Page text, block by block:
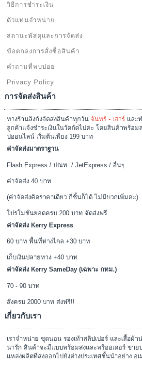
วิธีการชำระเงิน
ตัวแทนจำหน่าย
สถานะพัสดุและการจัดส่ง
ข้อตกลงการสั่งซื้อสินค้า
คำถามที่พบบ่อย
Privacy Policy
การจัดส่งสินค้า
ทางร้านลิงกังจัดส่งสินค้าทุกวัน จันทร์ - เสาร์ และ
ลูกค้าแจ้งชำระเงินในวัดถัดไปค่ะ โดยสินค้าพร้อม
ปออนไลน์ เริ่มต้นเพียง 199 บาท
ค่าจัดส่งมาตราฐาน
Flash Express / ปณท. / JetExpress / อื่นๆ
ค่าจัดส่ง 40 บาท
(ค่าจัดส่งคิดราคาเดียว กี่ชิ้นก็ได้ ไม่มีบวกเพิ่มค่ะ)
โปรโมชั่นยอดครบ 200 บาท จัดส่งฟรี
ค่าจัดส่ง Kerry Express
60 บาท พื้นที่ห่างไกล +30 บาท
เก็บเงินปลายทาง +40 บาท
ค่าจัดส่ง Kerry SameDay (เฉพาะ กทม.)
70 - 90 บาท
สั่งครบ 2000 บาท ส่งฟรี!!
เกี่ยวกับเรา
เราจำหน่าย ชุดนอน รองเท้าสลิปเปอร์ และเสื้อผ้
น่ารัก สินค้าจะมีแบบพร้อมส่งและพรีออเดอร์ ขาย
แหล่งผลิตที่ส่งออกไปยังต่างประเทศชั้นนำอย่าง อ